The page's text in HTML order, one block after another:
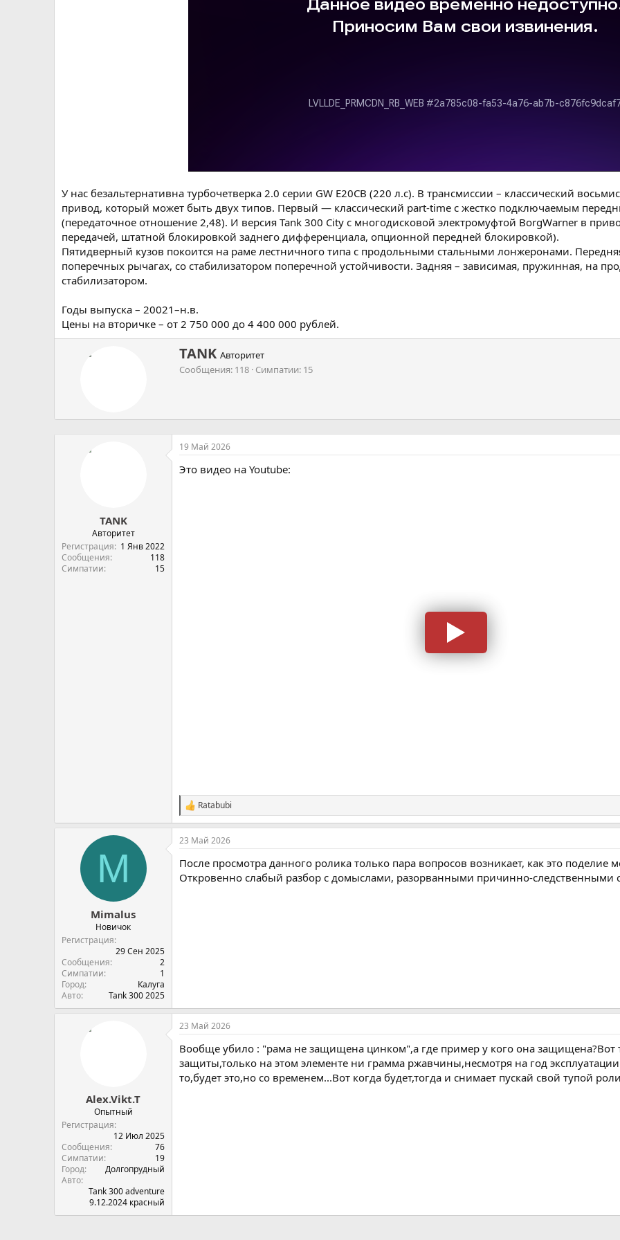
У нас безальтернативна турбочетверка 2.0 серии GW Е20СВ (220 л.с). В трансмиссии – классический
привод, который может быть двух типов. Первый — классический part-time с жестко подключаемым
(передаточное отношение 2,48). И версия Tank 300 City с многодисковой электромуфтой BorgWarner в
передачей, штатной блокировкой заднего дифференциала, опционной передней блокировкой).
Пятидверный кузов покоится на раме лестничного типа с продольными стальными лонжеронами.
поперечных рычагах, со стабилизатором поперечной устойчивости. Задняя – зависимая, пружинная, на
стабилизатором.
Годы выпуска – 20021–н.в.
Цены на вторичке – от 2 750 000 до 4 400 000 рублей.
А
в
т
TANK Авторитет
Сообщения 118 Симпатии 15
TANK
Авторитет
Регистрация
1 Янв 2022
Сообщения
118
Симпатии
15
19 Май 2026
Это видео на Youtube:
С
и
м
п
т
и
Ratabubi
M
Mimalus
Новичок
Регистрация
29 Сен 2025
Сообщения
2
Симпатии
1
Город
Калуга
Авто
Tank 300 2025
23 Май 2026
После просмотра данного ролика только пара вопросов возникает, как это поделие
Откровенно слабый разбор с домыслами, разорванными причинно-следственными
Alex.Vikt.T
Опытный
Регистрация
12 Июл 2025
Сообщения
76
Симпатии
19
Город
Долгопрудный
Авто
Tank 300 adventure
9.12.2024 красный
23 Май 2026
Вообще убило : "рама не защищена цинком",а где пример у кого она защищена?Вот
защиты,только на этом элементе ни грамма ржавчины,несмотря на год
то,будет это,но со временем...Вот когда будет,тогда и снимает пускай свой тупой